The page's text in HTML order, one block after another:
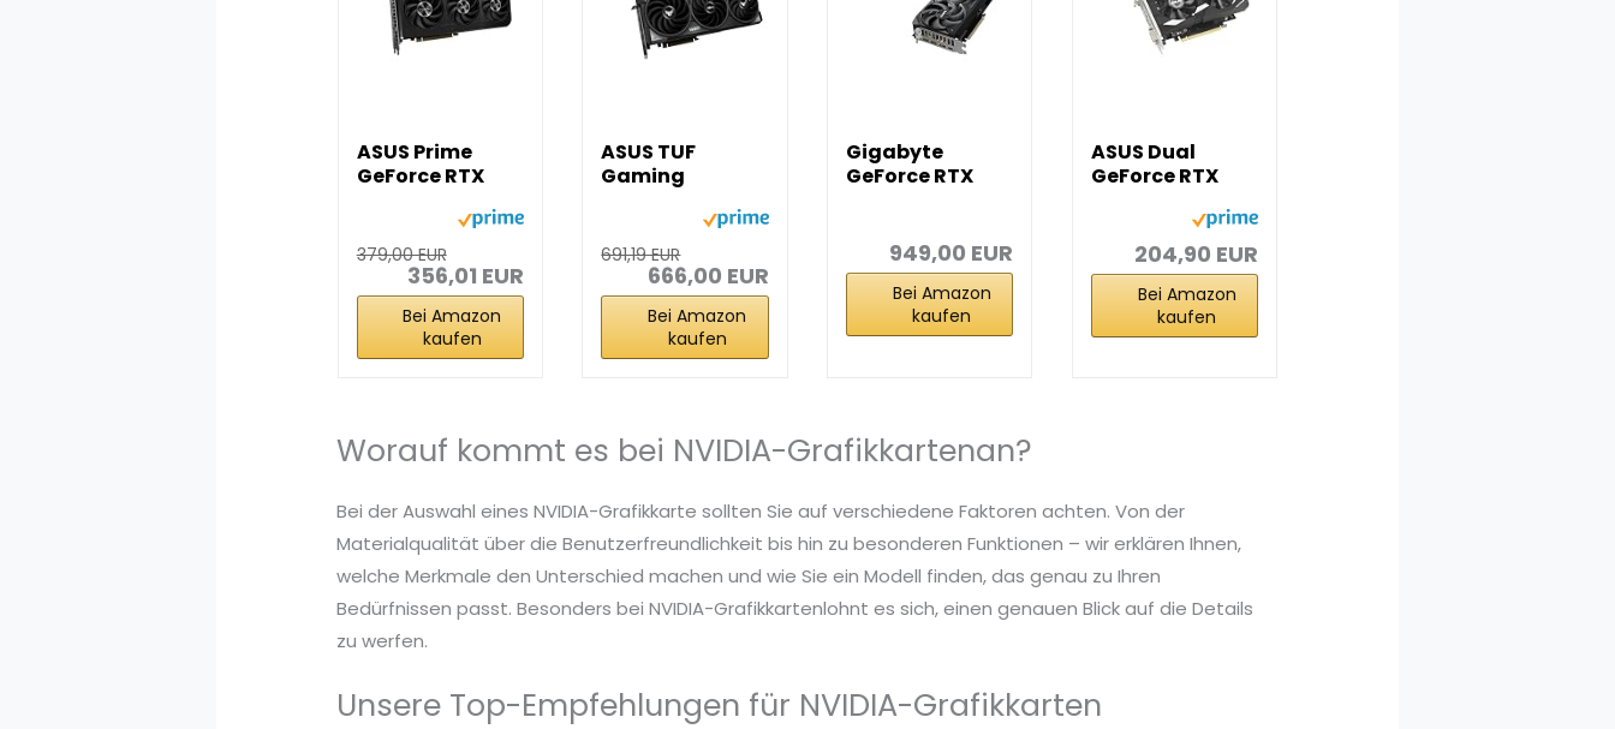
ASUS Prime
GeForce RTX
GDDR7 OC
Edition...
379,00 EUR
356,01 EUR
Bei Amazon
kaufen
ASUS TUF
Gaming
5070 12GB
GDDR7 OC...
691,19 EUR
666,00 EUR
Bei Amazon
kaufen
Gigabyte
GeForce RTX
SFF 16G...
949,00 EUR
Bei Amazon
kaufen
ASUS Dual
GeForce RTX
6GB GDDR...
204,90 EUR
Bei Amazon
kaufen
Worauf kommt es bei NVIDIA-Grafikkartenan?
Bei der Auswahl eines NVIDIA-Grafikkarte sollten Sie auf verschiedene Faktoren achten. Von der
Materialqualität über die Benutzerfreundlichkeit bis hin zu besonderen Funktionen – wir erklären Ihnen,
welche Merkmale den Unterschied machen und wie Sie ein Modell finden, das genau zu Ihren
Bedürfnissen passt. Besonders bei NVIDIA-Grafikkartenlohnt es sich, einen genauen Blick auf die Details
zu werfen.
Unsere Top-Empfehlungen für NVIDIA-Grafikkarten